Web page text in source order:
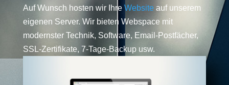
Auf Wunsch hosten wir Ihre Website auf unserem
eigenen Server. Wir bieten Webspace mit
modernster Technik, Software, Email-Postfächer,
SSL-Zertifikate, 7-Tage-Backup usw.